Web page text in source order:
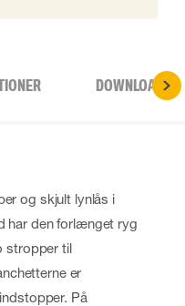
DOWNLOADS
og skjult lynlås i
har den forlænget ryg
stropper til
er
På